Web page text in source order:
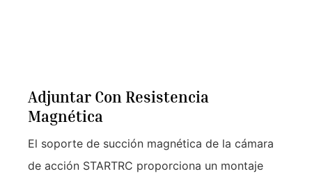
Adjuntar Con Resistencia
Magnética
El soporte de succión magnética de la cámara
de acción STARTRC proporciona un montaje